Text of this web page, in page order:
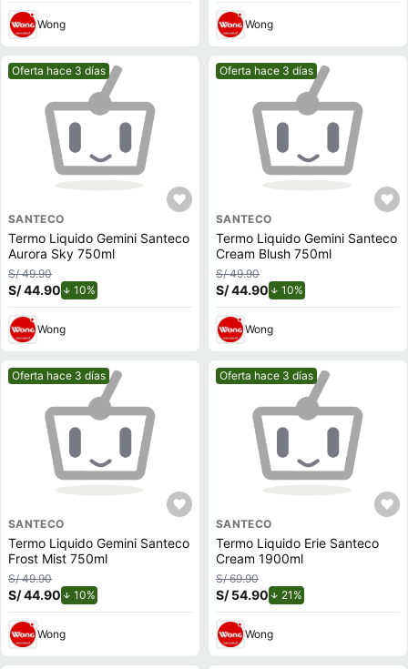
Wong Wong
Mejor precio.
Oferta hace 3 días
SANTECO
Termo Liquido Gemini Santeco
Aurora Sky 750ml
S/ 49.90
S/ 44.90 10%
Wong
Mejor precio.
Oferta hace 3 días
SANTECO
Termo Liquido Gemini Santeco
Cream Blush 750ml
S/ 49.90
S/ 44.90 10%
Wong
Mejor precio.
Oferta hace 3 días
SANTECO
Termo Liquido Gemini Santeco
Frost Mist 750ml
S/ 49.90
S/ 44.90 10%
Wong
Mejor precio.
Oferta hace 3 días
SANTECO
Termo Liquido Erie Santeco
Cream 1900ml
S/ 69.90
S/ 54.90 21%
Wong